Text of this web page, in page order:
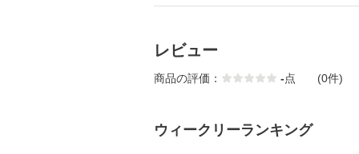
レビュー
商品の評価： -点 (0件)
ウィークリーランキング